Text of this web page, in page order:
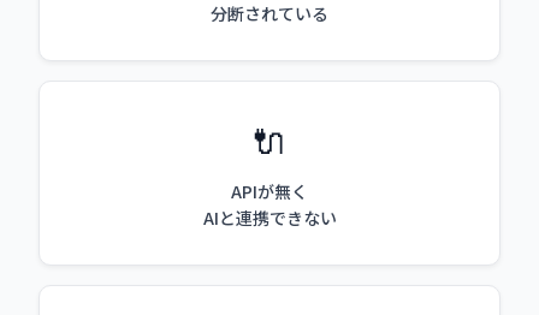
分断されている
🔌
APIが無く
AIと連携できない